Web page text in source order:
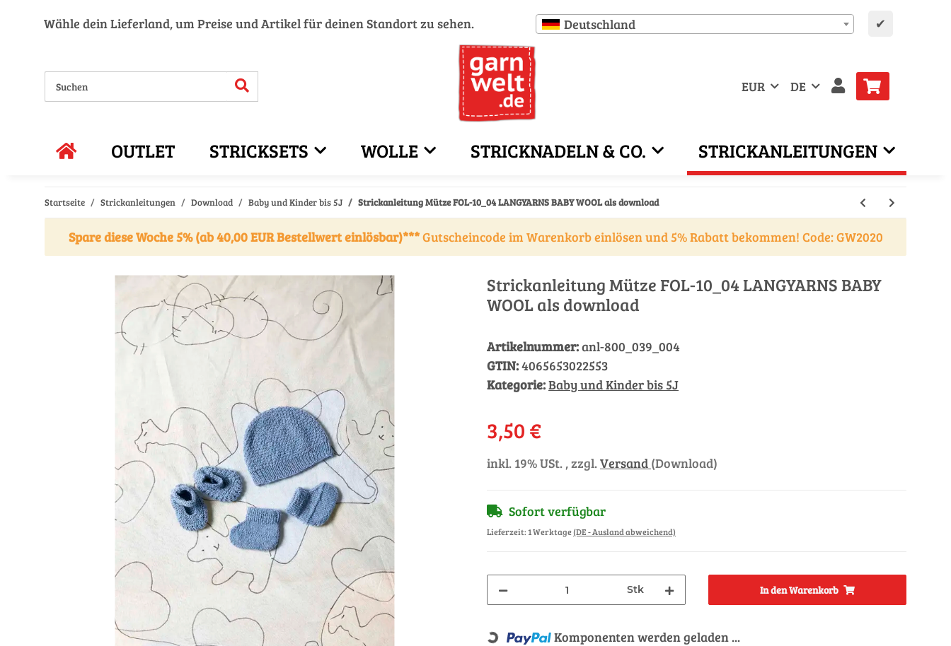
Wähle dein Lieferland, um Preise und Artikel für deinen Standort zu sehen. Deutschland ✔
EUR DE
OUTLET STRICKSETS WOLLE STRICKNADELN & CO. STRICKANLEITUNGEN
Startseite Strickanleitungen Download Baby und Kinder bis 5J Strickanleitung Mütze FOL-10_04 LANGYARNS BABY WOOL als download
Spare diese Woche 5% (ab 40,00 EUR Bestellwert einlösbar)***Gutscheincode im Warenkorb einlösen und 5% Rabatt bekommen! Code: GW2020
Strickanleitung Mütze FOL-10_04 LANGYARNS BABY
WOOL als download
Artikelnummer:anl-800_039_004
GTIN:4065653022553
Kategorie:Baby und Kinder bis 5J
3,50 €
inkl. 19% USt. , zzgl.Versand (Download)
Sofort verfügbar
Lieferzeit:1 Werktage(DE - Ausland abweichend)
Stk In den Warenkorb
Loading... Komponenten werden geladen ...